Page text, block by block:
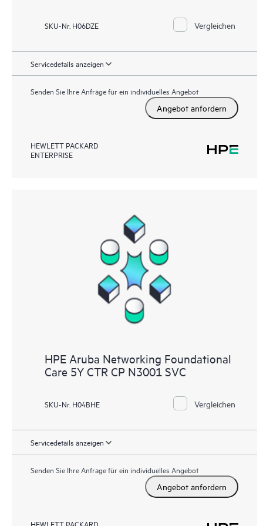
SKU-Nr. H06DZE Vergleichen
Servicedetails anzeigen
Senden Sie Ihre Anfrage für ein individuelles Angebot
Angebot anfordern
HEWLETT PACKARD
ENTERPRISE
HPE Aruba Networking Foundational
Care 5Y CTR CP N3001 SVC
SKU-Nr. H04BHE Vergleichen
Servicedetails anzeigen
Senden Sie Ihre Anfrage für ein individuelles Angebot
Angebot anfordern
HEWLETT PACKARD